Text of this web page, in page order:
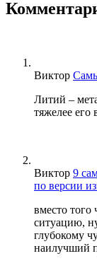
Виктор
Литий –
тяжелее его
Виктор 9
по версии
вместо того
ситуацию,
глубокому
наилучший